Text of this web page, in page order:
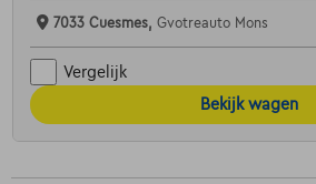
7033 Cuesmes, Gvotreauto Mons
Vergelijk
Bekijk wagen